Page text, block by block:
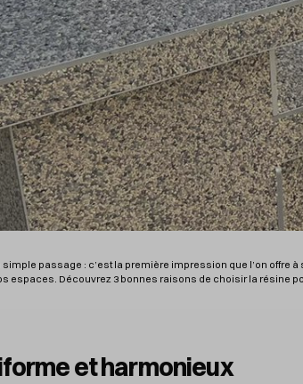
simple passage : c’est la première impression que l’on offre à
espaces. Découvrez 3 bonnes raisons de choisir la résine
et harmonieux